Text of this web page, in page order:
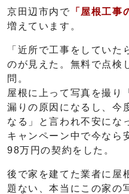
京田辺市内で 「屋根工事
増えています。
「近所で工事をしていた
のが見えた。無料で点検
問。
屋根に上って写真を撮り
漏りの原因になるし、今
なる」と言われ不安にな
キャンペーン中で今なら
98万円の契約をした。
後で家を建てた業者に屋
題ない、本当にこの家の